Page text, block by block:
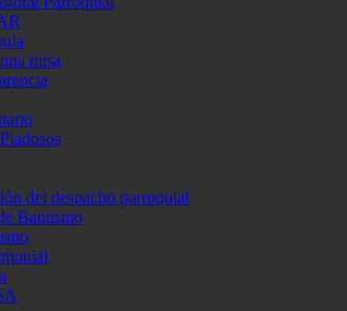
misa
del despacho parroquial
Bautismo